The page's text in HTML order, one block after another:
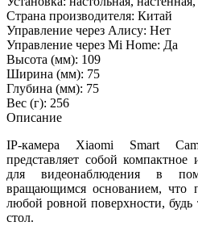
Страна производителя: Китай
Управление через Алису: Нет
Управление через Mi Home: Да
Высота (мм): 109
Ширина (мм): 75
Глубина (мм): 75
Вес (г): 256
Описание
IP-камера Xiaomi Smart
представляет собой
для видеонаблюдения в
вращающимся основанием, что
любой ровной поверхности, будь
стол.